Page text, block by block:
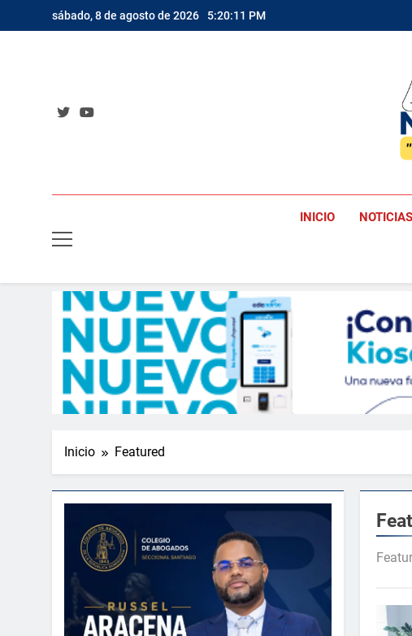
al
sábado, 8 de agosto de 2026 5:20:13 PM
INICIO NOTICIAS
Inicio Featured